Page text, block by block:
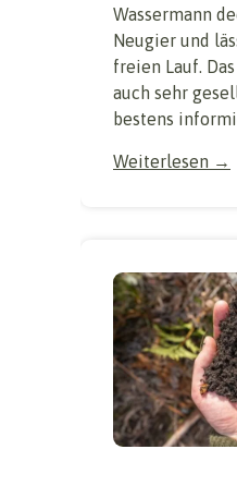
Wassermann
Neugier und
freien Lauf.
auch sehr
bestens
Weiterlesen →